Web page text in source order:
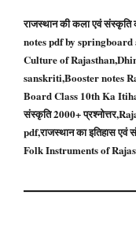
राजस्थान की कला एवं
notes pdf by springboard
Culture of
sanskriti,Booster notes
Board Class 10th Ka
संस्कृति 2000+
pdf,राजस्थान का इतिहास
Folk Instruments of